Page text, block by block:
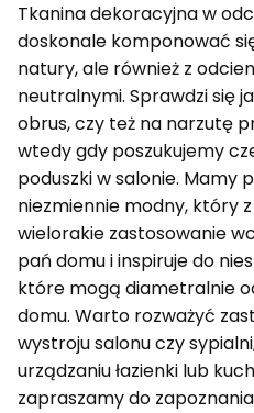
Tkanina dekoracyjna w
doskonale komponować
natury, ale również z
neutralnymi. Sprawdzi się
obrus, czy też na narzutę
wtedy gdy poszukujemy
poduszki w salonie. Mamy
niezmiennie modny, który
wielorakie zastosowanie
pań domu i inspiruje do
które mogą diametralnie
domu. Warto rozważyć
wystroju salonu czy
urządzaniu łazienki lub
zapraszamy do